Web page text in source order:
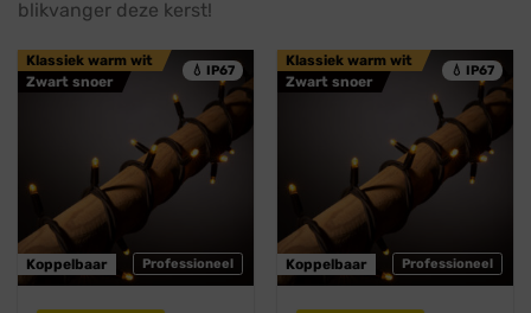
blikvanger deze kerst!
💧 IP67
Professioneel
Klassiek warm wit
Zwart snoer
Koppelbaar
💧 IP67
Professioneel
Klassiek warm wit
Zwart snoer
Koppelbaar